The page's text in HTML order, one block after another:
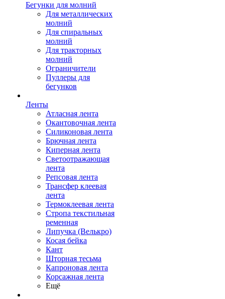
Бегунки для молний
Для металлических
молний
Для спиральных
молний
Для тракторных
молний
Ограничители
Пуллеры для
бегунков
Ленты
Атласная лента
Окантовочная лента
Силиконовая лента
Брючная лента
Киперная лента
Светоотражающая
лента
Репсовая лента
Трансфер клеевая
лента
Термоклеевая лента
Стропа текстильная
ременная
Липучка (Велькро)
Косая бейка
Кант
Шторная тесьма
Капроновая лента
Корсажная лента
Ещё